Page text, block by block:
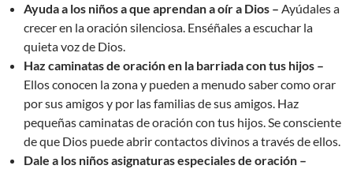
Ayuda a los niños a que aprendan a oír a Dios – Ayúdales a
crecer en la oración silenciosa. Enséñales a escuchar la
quieta voz de Dios.
Haz caminatas de oración en la barriada con tus hijos –
Ellos conocen la zona y pueden a menudo saber como orar
por sus amigos y por las familias de sus amigos. Haz
pequeñas caminatas de oración con tus hijos. Se consciente
de que Dios puede abrir contactos divinos a través de ellos.
Dale a los niños asignaturas especiales de oración –